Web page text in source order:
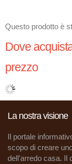
Questo prodotto è
Dove
prezzo
La nostra visione
Il portale
scopo di creare
dell'arredo casa. Il